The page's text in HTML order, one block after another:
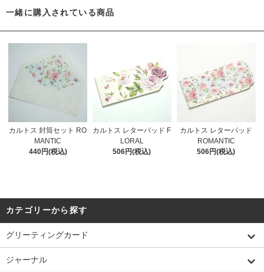
一緒に購入されている商品
カルトス 封筒セット RO
MANTIC
440円(税込)
カルトス レターパッド F
LORAL
506円(税込)
カルトス レターパッド
ROMANTIC
506円(税込)
カテゴリーから探す
グリーティングカード
ジャーナル